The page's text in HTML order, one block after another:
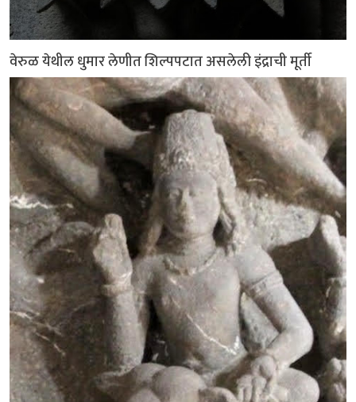
वेरुळ येथील धुमार लेणीत शिल्पपटात असलेली इंद्राची मूर्ती